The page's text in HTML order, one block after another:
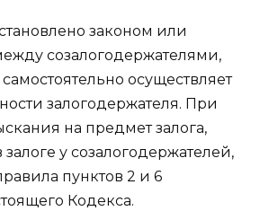
законом или
созалогодержателями,
осуществляет
залогодержателя. При
на предмет залога,
у созалогодержателей,
пунктов 2 и 6
Кодекса.